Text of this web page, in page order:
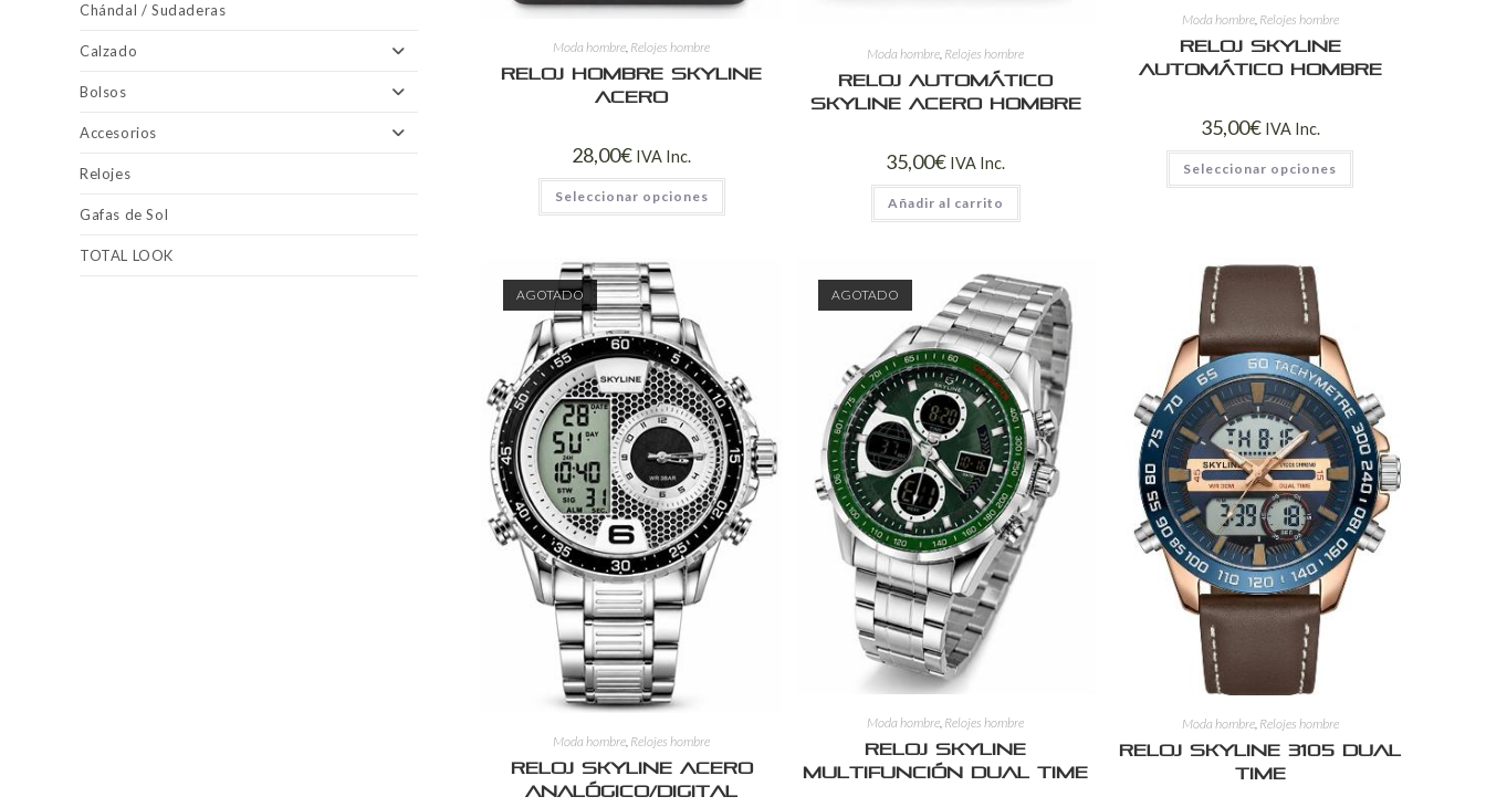
Moda hombre Relojes hombre
Reloj Hombre Skyline
Acero
28,00€ IVA Inc.
Seleccionar opciones
Moda hombre Relojes hombre
Reloj Automático
Skyline Acero Hombre
35,00€ IVA Inc.
Añadir al carrito
Moda hombre, Relojes hombre
Reloj Skyline
Automático Hombre
35,00€ IVA Inc.
Seleccionar opciones
AGOTADO
Moda hombre Relojes hombre
Reloj Skyline Acero
Analógico/Digital
AGOTADO
Moda hombre Relojes hombre
Reloj Skyline
Multifunción Dual Time
Moda hombre, Relojes hombre
Reloj Skyline 3105 Dual
Time
Chándal / Sudaderas
Calzado
Bolsos
Accesorios
Relojes
Gafas de Sol
TOTAL LOOK